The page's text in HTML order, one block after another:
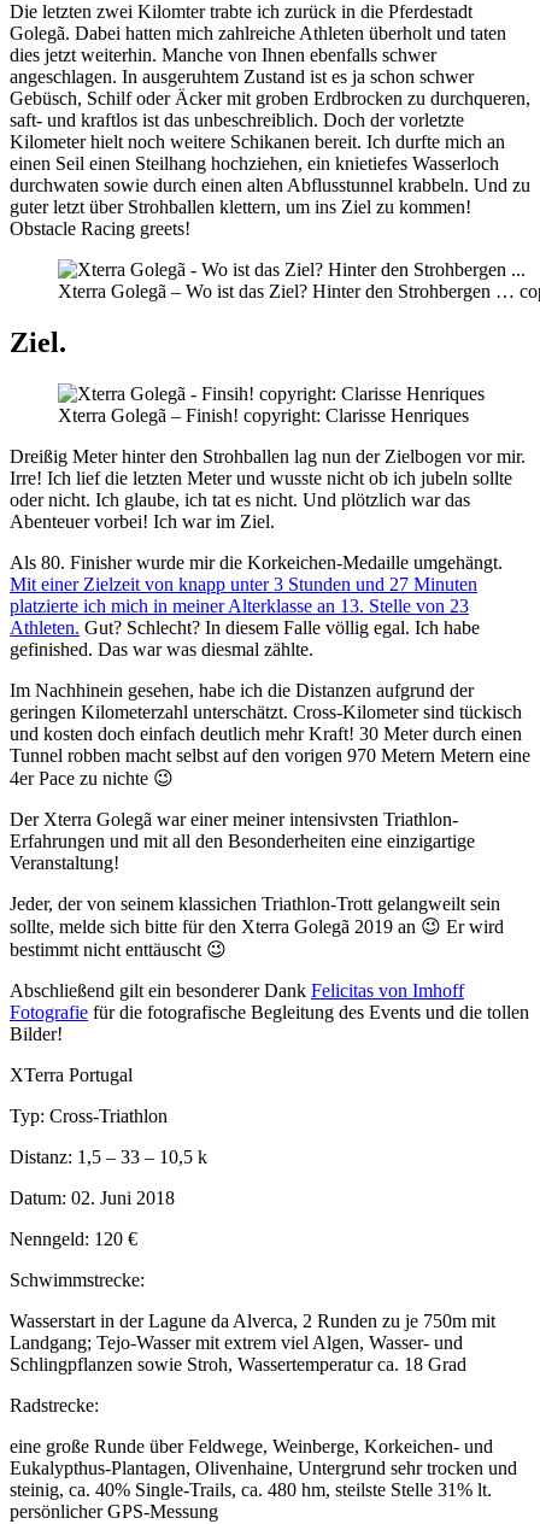
Die letzten zwei Kilomter trabte ich zurück in die Pferdestadt
Golegã. Dabei hatten mich zahlreiche Athleten überholt und taten
dies jetzt weiterhin. Manche von Ihnen ebenfalls schwer
angeschlagen. In ausgeruhtem Zustand ist es ja schon schwer
Gebüsch, Schilf oder Äcker mit groben Erdbrocken zu durchqueren,
saft- und kraftlos ist das unbeschreiblich. Doch der vorletzte
Kilometer hielt noch weitere Schikanen bereit. Ich durfte mich an
einen Seil einen Steilhang hochziehen, ein knietiefes Wasserloch
durchwaten sowie durch einen alten Abflusstunnel krabbeln. Und zu
guter letzt über Strohballen klettern, um ins Ziel zu kommen!
Obstacle Racing greets!
Xterra Golegã – Wo ist das Ziel? Hinter den Strohbergen …
Ziel.
Xterra Golegã – Finish! copyright: Clarisse Henriques
Dreißig Meter hinter den Strohballen lag nun der Zielbogen vor mir.
Irre! Ich lief die letzten Meter und wusste nicht ob ich jubeln sollte
oder nicht. Ich glaube, ich tat es nicht. Und plötzlich war das
Abenteuer vorbei! Ich war im Ziel.
Als 80. Finisher wurde mir die Korkeichen-Medaille umgehängt.
Mit einer Zielzeit von knapp unter 3 Stunden und 27 Minuten
platzierte ich mich in meiner Alterklasse an 13. Stelle von 23
Athleten. Gut? Schlecht? In diesem Falle völlig egal. Ich habe
gefinished. Das war was diesmal zählte.
Im Nachhinein gesehen, habe ich die Distanzen aufgrund der
geringen Kilometerzahl unterschätzt. Cross-Kilometer sind tückisch
und kosten doch einfach deutlich mehr Kraft! 30 Meter durch einen
Tunnel robben macht selbst auf den vorigen 970 Metern Metern eine
4er Pace zu nichte 😉
Der Xterra Golegã war einer meiner intensivsten Triathlon-
Erfahrungen und mit all den Besonderheiten eine einzigartige
Veranstaltung!
Jeder, der von seinem klassichen Triathlon-Trott gelangweilt sein
sollte, melde sich bitte für den Xterra Golegã 2019 an 😉 Er wird
bestimmt nicht enttäuscht 😉
Abschließend gilt ein besonderer Dank Felicitas von Imhoff
Fotografie für die fotografische Begleitung des Events und die tollen
Bilder!
XTerra Portugal
Typ: Cross-Triathlon
Distanz: 1,5 – 33 – 10,5 k
Datum: 02. Juni 2018
Nenngeld: 120 €
Schwimmstrecke:
Wasserstart in der Lagune da Alverca, 2 Runden zu je 750m mit
Landgang; Tejo-Wasser mit extrem viel Algen, Wasser- und
Schlingpflanzen sowie Stroh, Wassertemperatur ca. 18 Grad
Radstrecke:
eine große Runde über Feldwege, Weinberge, Korkeichen- und
Eukalypthus-Plantagen, Olivenhaine, Untergrund sehr trocken und
steinig, ca. 40% Single-Trails, ca. 480 hm, steilste Stelle 31% lt.
persönlicher GPS-Messung